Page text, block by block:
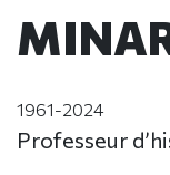
1961-2024
Professeur